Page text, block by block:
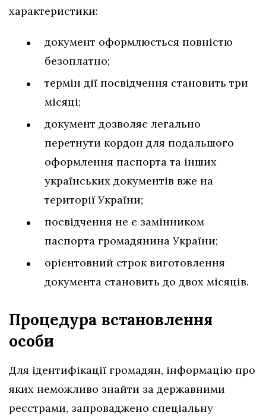
характеристики:
документ оформлюється повністю
безоплатно;
термін дії посвідчення становить три
місяці;
документ дозволяє легально
перетнути кордон для подальшого
оформлення паспорта та інших
українських документів вже на
території України;
посвідчення не є замінником
паспорта громадянина України;
орієнтовний строк виготовлення
документа становить до двох місяців.
Процедура встановлення
особи
Для ідентифікації громадян, інформацію про
яких неможливо знайти за державними
реєстрами, запроваджено спеціальну